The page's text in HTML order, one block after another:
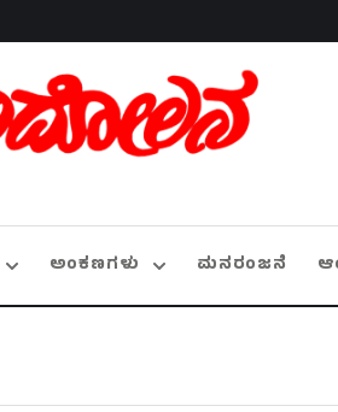
ಅಂಕಣಗಳು ಮನರಂಜನೆ